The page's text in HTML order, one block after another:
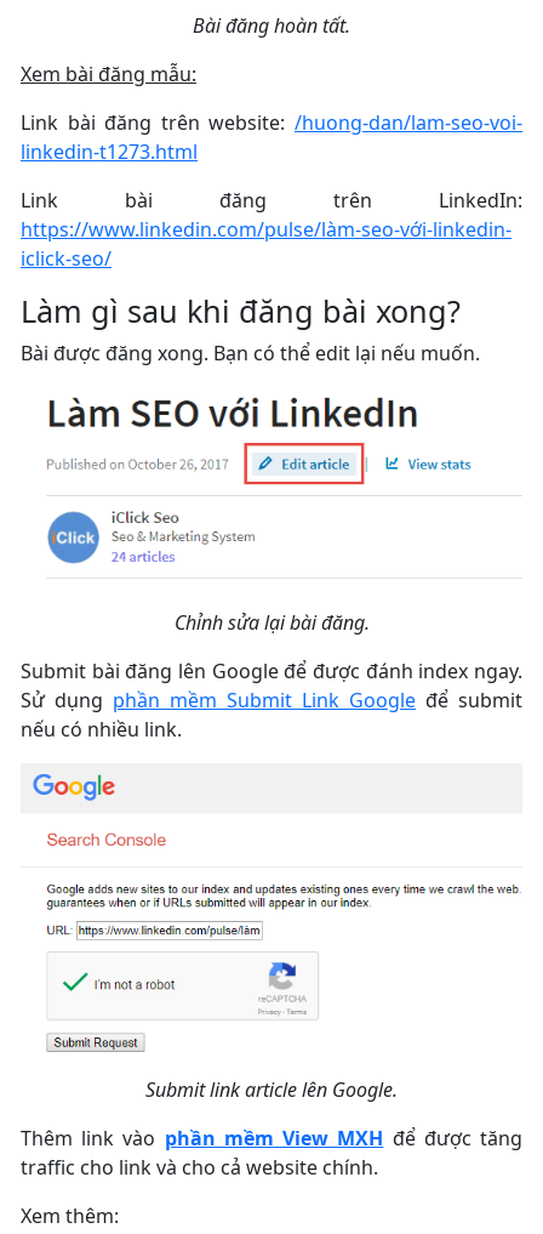
Bài đăng hoàn tất.
Xem bài đăng mẫu:
Link bài đăng trên website: /huong-dan/lam-seo-voi-
linkedin-t1273.html
Link bài đăng trên LinkedIn:
https://www.linkedin.com/pulse/làm-seo-với-linkedin-
iclick-seo/
Làm gì sau khi đăng bài xong?
Bài được đăng xong. Bạn có thể edit lại nếu muốn.
Chỉnh sửa lại bài đăng.
Submit bài đăng lên Google để được đánh index ngay.
Sử dụng phần mềm Submit Link Google để submit
nếu có nhiều link.
Submit link article lên Google.
Thêm link vào phần mềm View MXH để được tăng
traffic cho link và cho cả website chính.
Xem thêm: